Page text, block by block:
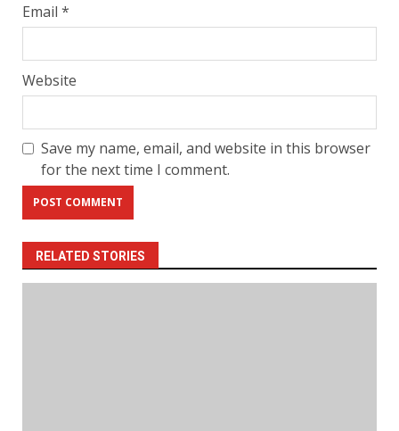
Email *
Website
Save my name, email, and website in this browser
for the next time I comment.
RELATED STORIES